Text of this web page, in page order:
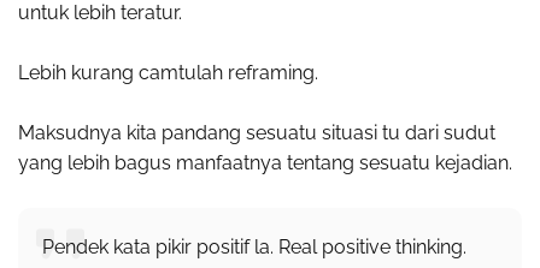
untuk lebih teratur.
Lebih kurang camtulah reframing.
Maksudnya kita pandang sesuatu situasi tu dari sudut
yang lebih bagus manfaatnya tentang sesuatu kejadian.
Pendek kata pikir positif la. Real positive thinking.